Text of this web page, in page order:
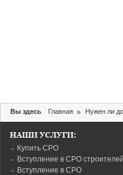
Вы здесь Главная » Нужен ли
НАШИ УСЛУГИ:
Купить СРО
Вступление в СРО строителей
Вступление в СРО